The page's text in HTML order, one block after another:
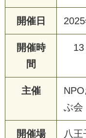
開催日
開催時
間
13
主催
ぶ会
開催場
八